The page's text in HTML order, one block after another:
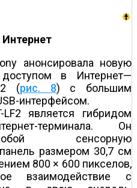
анонсировала новую
в Интернет—
(рис. 8) с большим
интерфейсом.
является гибридом
терминала. Он
сенсорную
размером 30,7 см
800 × 600 пикселов,
взаимодействие с